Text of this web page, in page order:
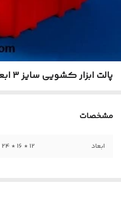
پالت ابزار کشویی سایز 3 ابعاد 12*16*24 cm
مشخصات
ابعاد 12 * 16 * 24 cm